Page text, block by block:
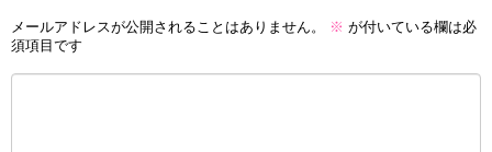
メールアドレスが公開されることはありません。 ※ が付いている欄は必
須項目です